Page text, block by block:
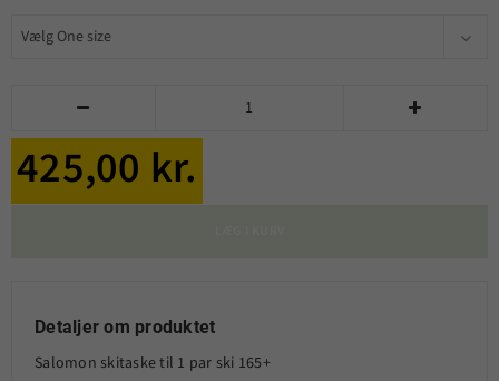
 
425,00 kr.
Detaljer om produktet
Salomon skitaske til 1 par ski 165+